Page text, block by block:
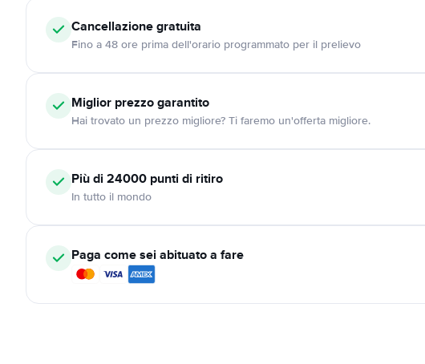
Cancellazionegratuita
Fino a 48 ore prima dell'orario programmato per il prelievo
Miglior prezzo garantito
Hai trovato un prezzo migliore? Ti faremo un'offerta migliore.
Più di 24000 punti di ritiro
In tutto il mondo
Paga come sei abituato a fare